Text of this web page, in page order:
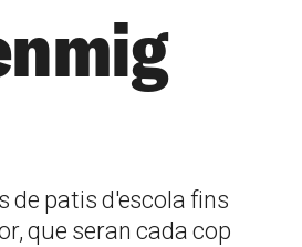
de patis d'escola fins
que seran cada cop